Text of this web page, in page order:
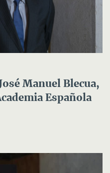
Manuel Blecua,
Española